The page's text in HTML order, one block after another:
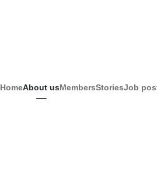
HomeAbout usMembersStoriesJob